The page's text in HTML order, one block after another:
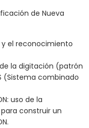
de Nueva
y el reconocimiento
la digitación (patrón
(Sistema combinado
uso de la
construir un